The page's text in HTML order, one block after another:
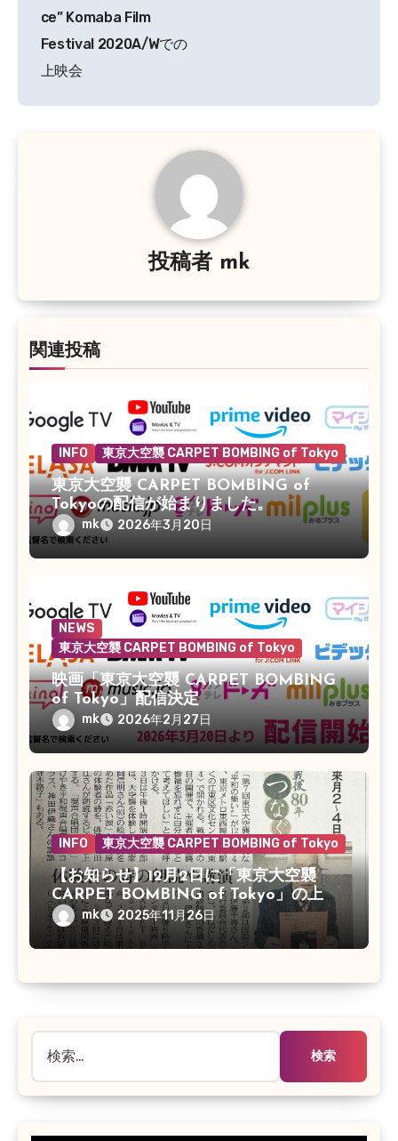
ナ
ビ
ce” Komaba Film
Festival 2020A/Wでの
上映会
投稿者 mk
関連投稿
INFO 東京大空襲 CARPET BOMBING of Tokyo
東京大空襲 CARPET BOMBING of
Tokyoの配信が始まりました。
mk 2026年3月20日
NEWS
東京大空襲 CARPET BOMBING of Tokyo
映画「東京大空襲 CARPET BOMBING
of Tokyo」配信決定
mk 2026年2月27日
INFO 東京大空襲 CARPET BOMBING of Tokyo
【お知らせ】12月2日に「東京大空襲
CARPET BOMBING of Tokyo」の上映
会があります
mk 2025年11月26日